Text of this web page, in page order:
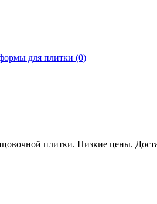
для плитки (0)
плитки. Низкие цены.